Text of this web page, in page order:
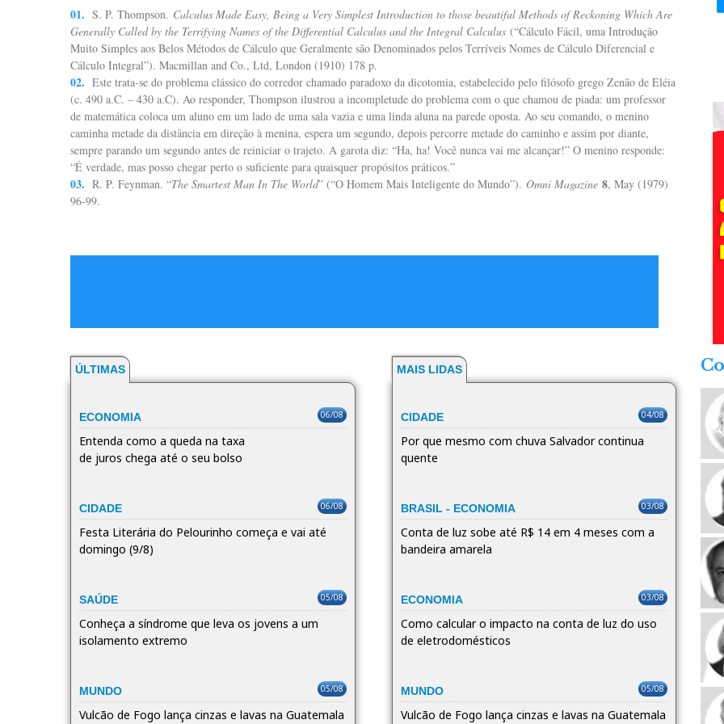
S. P. Thompson. Calculus Made Easy, Being a Very Simplest Introduction to those beautiful Methods of Reckoning Which Are
Generally Called by the Terrifying Names of the Differential Calculus and the Integral Calculus (“Cálculo Fácil, uma Introdução
Muito Simples aos Belos Métodos de Cálculo que Geralmente são Denominados pelos Terríveis Nomes de Cálculo Diferencial e
Cálculo Integral”). Macmillan and Co., Ltd, London (1910) 178 p.
Este trata-se do problema clássico do corredor chamado paradoxo da dicotomia, estabelecido pelo filósofo grego Zenão de Eléia
(c. 490 a.C. – 430 a.C). Ao responder, Thompson ilustrou a incompletude do problema com o que chamou de piada: um professor
de matemática coloca um aluno em um lado de uma sala vazia e uma linda aluna na parede oposta. Ao seu comando, o menino
caminha metade da distância em direção à menina, espera um segundo, depois percorre metade do caminho e assim por diante,
sempre parando um segundo antes de reiniciar o trajeto. A garota diz: “Ha, ha! Você nunca vai me alcançar!” O menino responde:
“É verdade, mas posso chegar perto o suficiente para quaisquer propósitos práticos.”
R. P. Feynman. “The Smartest Man In The World” (“O Homem Mais Inteligente do Mundo”). Omni Magazine 8, May (1979)
96-99.
ÚLTIMAS
ECONOMIA 06/08
Entenda como a queda na taxa
de juros chega até o seu bolso
CIDADE 06/08
Festa Literária do Pelourinho começa e vai até
domingo (9/8)
SAÚDE 05/08
Conheça a síndrome que leva os jovens a um
isolamento extremo
MUNDO 05/08
Vulcão de Fogo lança cinzas e lavas na Guatemala
MAIS LIDAS
CIDADE 04/08
Por que mesmo com chuva Salvador continua
quente
BRASIL - ECONOMIA 03/08
Conta de luz sobe até R$ 14 em 4 meses com a
bandeira amarela
ECONOMIA 03/08
Como calcular o impacto na conta de luz do uso
de eletrodomésticos
MUNDO 05/08
Vulcão de Fogo lança cinzas e lavas na Guatemala